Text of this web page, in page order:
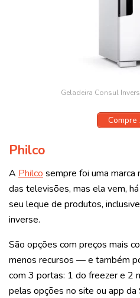
Geladeira Consul
Compre
Philco
A Philco sempre foi uma marca
das televisões, mas ela vem,
seu leque de produtos,
inverse.
São opções com preços mais
menos recursos — e também
com 3 portas: 1 do freezer e 2
pelas opções no site ou app da